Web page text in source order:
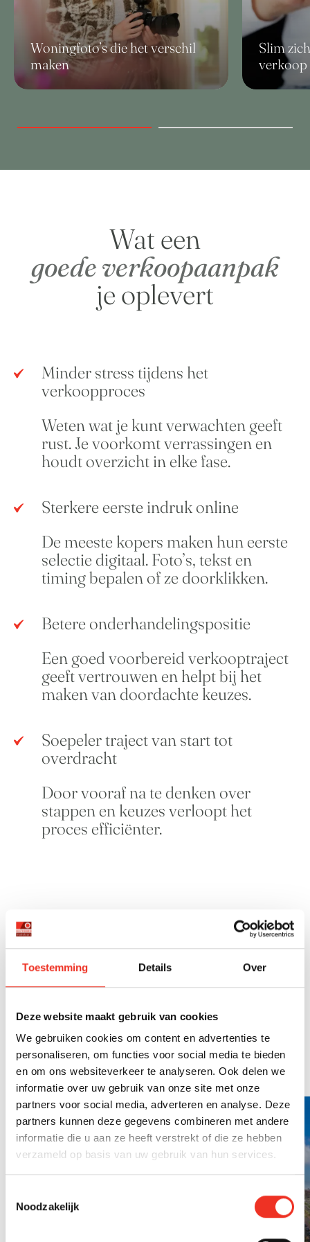
Toestemming Details Over
Deze website maakt gebruik van cookies
We gebruiken cookies om content en advertenties te
personaliseren, om functies voor social media te bieden
en om ons websiteverkeer te analyseren. Ook delen we
informatie over uw gebruik van onze site met onze
partners voor social media, adverteren en analyse. Deze
partners kunnen deze gegevens combineren met andere
informatie die u aan ze heeft verstrekt of die ze hebben
verzameld op basis van uw gebruik van hun services.
Noodzakelijk
Woningfoto’s die het verschil
maken
Slim
verkoop
Wat een
goede verkoopaanpak
je oplevert
Minder stress tijdens het
verkoopproces
Weten wat je kunt verwachten geeft
rust. Je voorkomt verrassingen en
houdt overzicht in elke fase.
Sterkere eerste indruk online
De meeste kopers maken hun eerste
selectie digitaal. Foto’s, tekst en
timing bepalen of ze doorklikken.
Betere onderhandelingspositie
Een goed voorbereid verkooptraject
geeft vertrouwen en helpt bij het
maken van doordachte keuzes.
Soepeler traject van start tot
overdracht
Door vooraf na te denken over
stappen en keuzes verloopt het
proces efficiënter.
Handige tools voor
Of je nu zoekt, woont of verbouwt